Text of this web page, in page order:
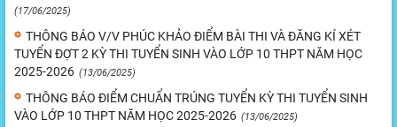
(17/06/2025)
THÔNG BÁO V/V PHÚC KHẢO ĐIỂM BÀI THI VÀ ĐĂNG KÍ XÉT
TUYỂN ĐỢT 2 KỲ THI TUYỂN SINH VÀO LỚP 10 THPT NĂM HỌC
2025-2026 (13/06/2025)
THÔNG BÁO ĐIỂM CHUẨN TRÚNG TUYỂN KỲ THI TUYỂN SINH
VÀO LỚP 10 THPT NĂM HỌC 2025-2026 (13/06/2025)